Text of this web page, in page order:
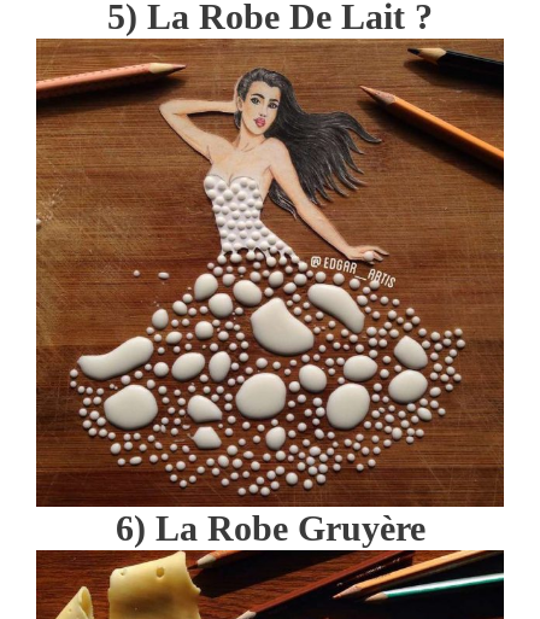
5) La Robe De Lait ?
6) La Robe Gruyère